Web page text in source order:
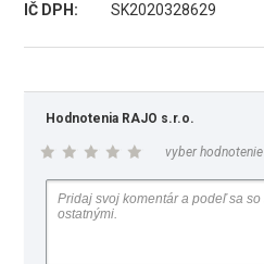
IČ DPH:
SK2020328629
Hodnotenia RAJO s.r.o.
vyber hodnotenie